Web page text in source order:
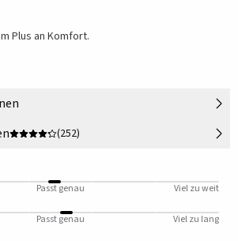
Plus an Komfort.
(252)
Passt genau Viel zu weit
Passt genau Viel zu lang